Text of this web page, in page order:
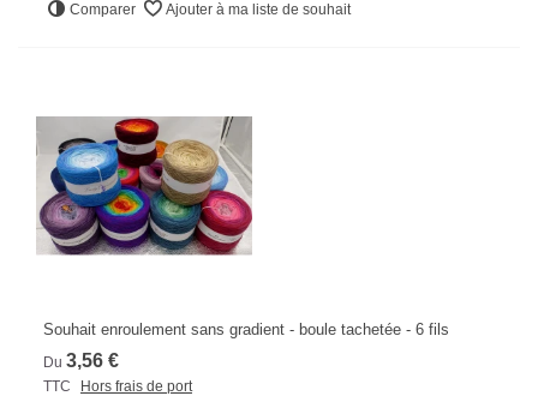
Comparer Ajouter à ma liste de souhait
Souhait enroulement sans gradient - boule tachetée - 6 fils
Du 3,56 €
TTC
Hors frais de port